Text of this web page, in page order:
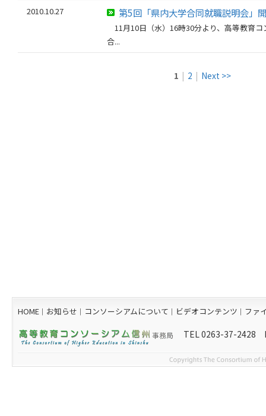
2010.10.27
第5回「県内大学合同就職説明会」
11月10日（水）16時30分より、高等教育
合...
1 | 2 | Next >>
HOME ｜ お知らせ ｜ コンソーシアムについて ｜ ビデオコンテンツ ｜ ファ
TEL 0263-37-2428